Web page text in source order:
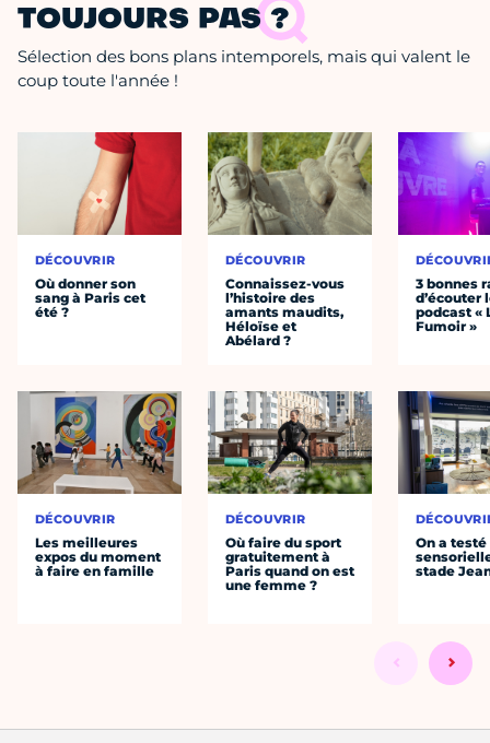
TOUJOURS PAS ?
Sélection des bons plans intemporels, mais qui valent le
coup toute l'année !
DÉCOUVRIR
Où donner son
sang à Paris cet
été ?
DÉCOUVRIR
Les meilleures
expos du moment
à faire en famille
DÉCOUVRIR
Connaissez-vous
l’histoire des
amants maudits,
Héloïse et
Abélard ?
DÉCOUVRIR
Où faire du sport
gratuitement à
Paris quand on est
une femme ?
3 bonnes
d’écouter
podcast «
Fumoir »
On a
stade